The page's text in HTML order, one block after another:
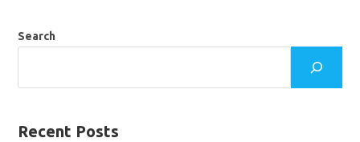
Search
Recent Posts